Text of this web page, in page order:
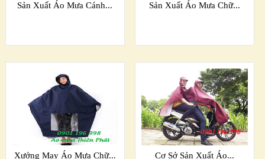
Sản Xuất Áo Mưa Cánh... Sản Xuất Áo Mưa Chữ...
Xưởng May Áo Mưa Chữ... Cơ Sở Sản Xuất Áo...